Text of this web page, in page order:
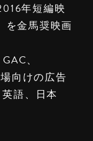
年短編映
を金馬奨映画
、
向けの広告
語、日本